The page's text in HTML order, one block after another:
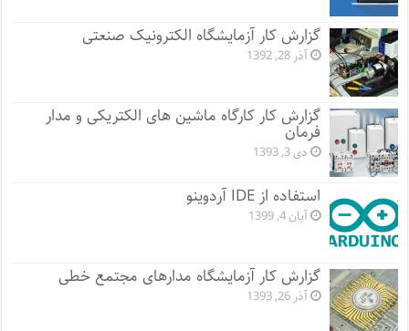
گزارش کار آزمایشگاه الکترونیک صنعتی
آذر 28, 1392
گزارش کار کارگاه ماشین های الکتریکی و مدار
فرمان
دی 3, 1393
استفاده از IDE آردوینو
آبان 4, 1399
گزارش کار آزمایشگاه مدارهای مجتمع خطی
آذر 26, 1393